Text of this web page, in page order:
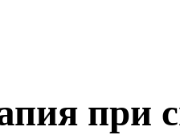
при